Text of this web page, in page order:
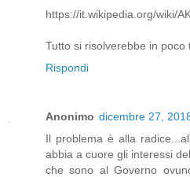
https://it.wikipedia.org/wiki/
Tutto si risolverebbe in poco
Rispondi
Anonimo dicembre 27,
Il problema è alla
abbia a cuore gli interessi
che sono al Governo